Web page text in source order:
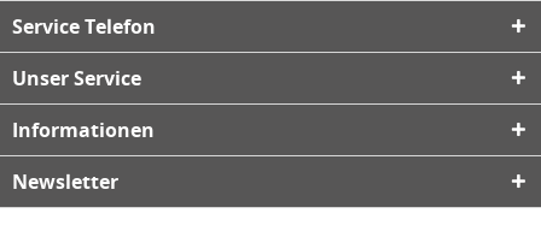
Service Telefon
Unser Service
Informationen
Newsletter